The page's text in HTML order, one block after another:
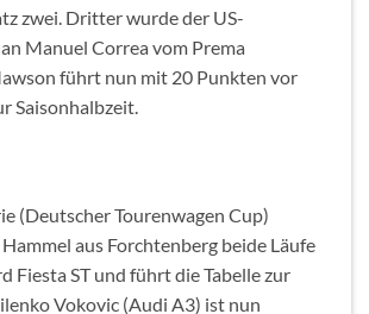
zwei. Dritter wurde der US-
Manuel Correa vom Prema
führt nun mit 20 Punkten vor
Saisonhalbzeit.
(Deutscher Tourenwagen Cup)
aus Forchtenberg beide Läufe
Fiesta ST und führt die Tabelle zur
Vokovic (Audi A3) ist nun